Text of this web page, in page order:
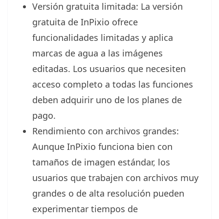
Versión gratuita limitada: La versión
gratuita de InPixio ofrece
funcionalidades limitadas y aplica
marcas de agua a las imágenes
editadas. Los usuarios que necesiten
acceso completo a todas las funciones
deben adquirir uno de los planes de
pago.
Rendimiento con archivos grandes:
Aunque InPixio funciona bien con
tamaños de imagen estándar, los
usuarios que trabajen con archivos muy
grandes o de alta resolución pueden
experimentar tiempos de